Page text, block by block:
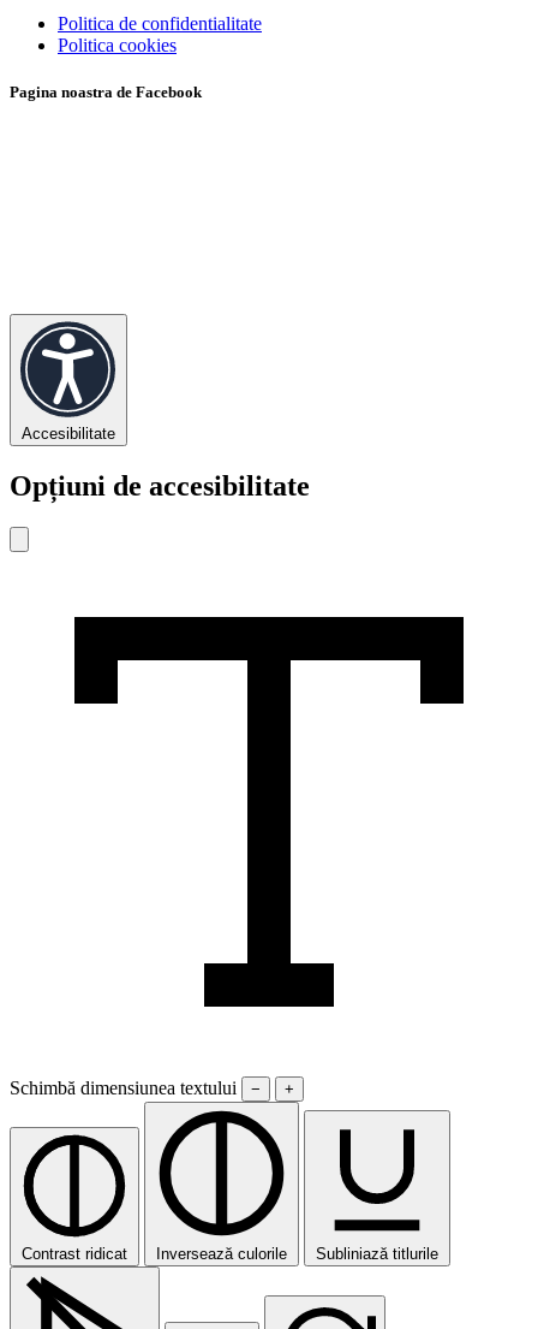
Politica de confidentialitate
Politica cookies
Pagina noastra de Facebook
Accesibilitate
Opțiuni de accesibilitate
Schimbă dimensiunea textului − +
Contrast ridicat Inversează culorile Subliniază titlurile